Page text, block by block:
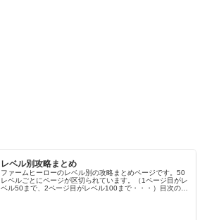
レベル別攻略まとめ
ファームヒーローのレベル別の攻略まとめページです。50
レベルごとにページが区切られています。（1ページ目がレ
ベル50まで、2ページ目がレベル100まで・・・）目次のリ